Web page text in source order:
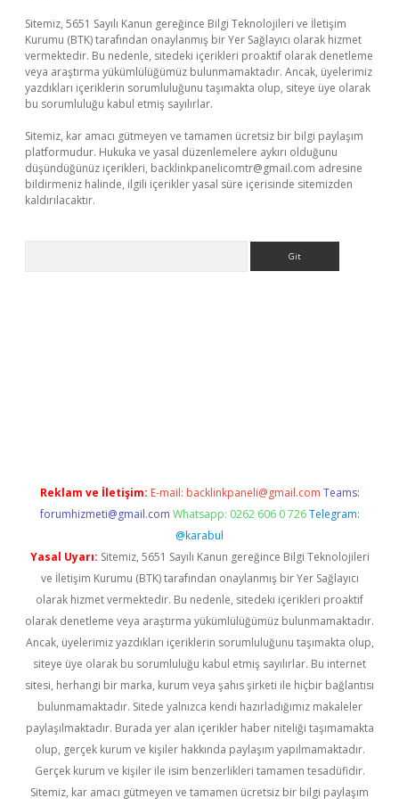
Sitemiz, 5651 Sayılı Kanun gereğince Bilgi Teknolojileri ve İletişim
Kurumu (BTK) tarafından onaylanmış bir Yer Sağlayıcı olarak hizmet
vermektedir. Bu nedenle, sitedeki içerikleri proaktif olarak denetleme
veya araştırma yükümlülüğümüz bulunmamaktadır. Ancak, üyelerimiz
yazdıkları içeriklerin sorumluluğunu taşımakta olup, siteye üye olarak
bu sorumluluğu kabul etmiş sayılırlar.
Sitemiz, kar amacı gütmeyen ve tamamen ücretsiz bir bilgi paylaşım
platformudur. Hukuka ve yasal düzenlemelere aykırı olduğunu
düşündüğünüz içerikleri, backlinkpanelicomtr@gmail.com adresine
bildirmeniz halinde, ilgili içerikler yasal süre içerisinde sitemizden
kaldırılacaktır.
Reklam ve İletişim: E-mail: backlinkpaneli@gmail.com Teams:
forumhizmeti@gmail.com Whatsapp: 0262 606 0 726 Telegram:
@karabul
Yasal Uyarı: Sitemiz, 5651 Sayılı Kanun gereğince Bilgi Teknolojileri
ve İletişim Kurumu (BTK) tarafından onaylanmış bir Yer Sağlayıcı
olarak hizmet vermektedir. Bu nedenle, sitedeki içerikleri proaktif
olarak denetleme veya araştırma yükümlülüğümüz bulunmamaktadır.
Ancak, üyelerimiz yazdıkları içeriklerin sorumluluğunu taşımakta olup,
siteye üye olarak bu sorumluluğu kabul etmiş sayılırlar. Bu internet
sitesi, herhangi bir marka, kurum veya şahıs şirketi ile hiçbir bağlantısı
bulunmamaktadır. Sitede yalnızca kendi hazırladığımız makaleler
paylaşılmaktadır. Burada yer alan içerikler haber niteliği taşımamakta
olup, gerçek kurum ve kişiler hakkında paylaşım yapılmamaktadır.
Gerçek kurum ve kişiler ile isim benzerlikleri tamamen tesadüfidir.
Sitemiz, kar amacı gütmeyen ve tamamen ücretsiz bir bilgi paylaşım